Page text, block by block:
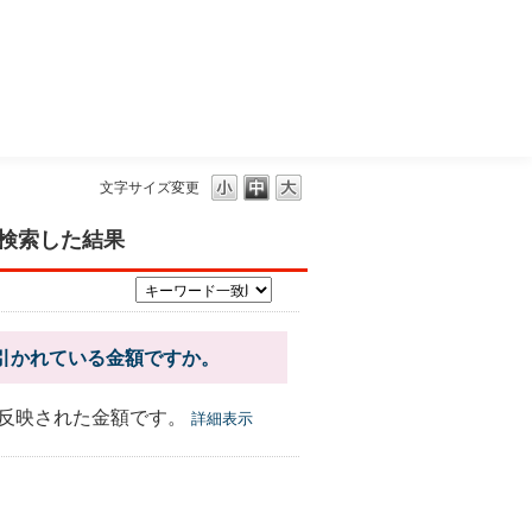
文字サイズ変更
索した結果
れている金額ですか。
映された金額です。 詳細表示